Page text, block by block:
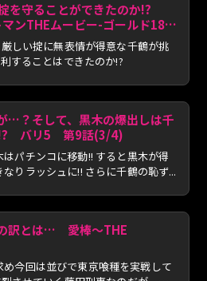
を守ることができたのか!?
マンTHEムービー-ゴールド18か
しい掟に無表情が得意な千鶴が挑
することはできたのか!?
…？そして、黒木の爆出しは千
!? バリ5 第9話(3/4)
パチンコに移動!! すると黒木が得
りラッシュに!! さらに千鶴の恥ず...
訳とは… 愛棒～THE
今回は並びで東京喰種を実戦して